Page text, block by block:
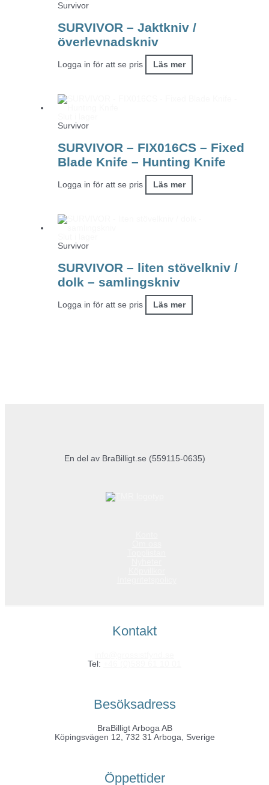
Survivor
SURVIVOR – Jaktkniv /
överlevnadskniv
Logga in för att se pris Läs mer
Survivor
SURVIVOR – FIX016CS – Fixed
Blade Knife – Hunting Knife
Logga in för att se pris Läs mer
Survivor
SURVIVOR – liten stövelkniv /
dolk – samlingskniv
Logga in för att se pris Läs mer
En del av BraBilligt.se (559115-0635)
Kontakt
Tel:
Besöksadress
BraBilligt Arboga AB
Köpingsvägen 12, 732 31 Arboga, Sverige
Öppettider